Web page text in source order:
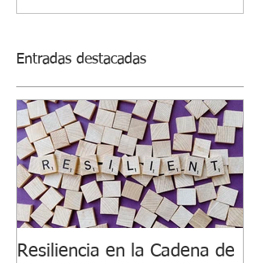
Entradas destacadas
Resiliencia en la Cadena de